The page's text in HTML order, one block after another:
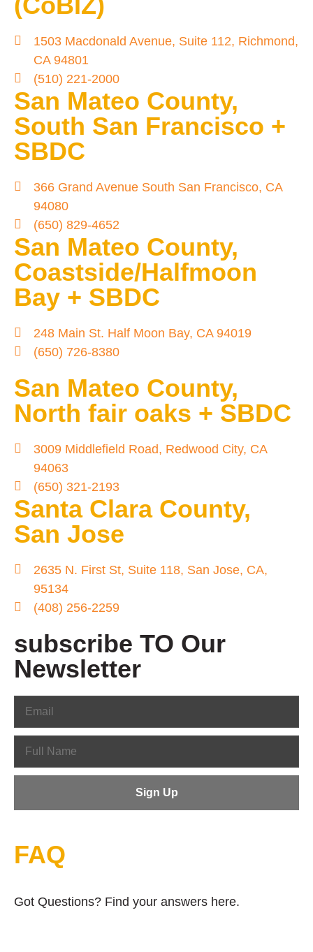
1503 Macdonald Avenue, Suite 112, Richmond,
CA 94801
(510) 221-2000
San Mateo County,
South San Francisco +
SBDC
366 Grand Avenue South San Francisco, CA
94080
(650) 829-4652
San Mateo County,
Coastside/Halfmoon
Bay + SBDC
248 Main St. Half Moon Bay, CA 94019
(650) 726-8380
San Mateo County,
North fair oaks + SBDC
3009 Middlefield Road, Redwood City, CA
94063
(650) 321-2193
Santa Clara County,
San Jose
2635 N. First St, Suite 118, San Jose, CA,
95134
(408) 256-2259
subscribe TO Our
Newsletter
FAQ
Got Questions? Find your answers here.